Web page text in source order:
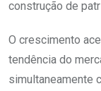
construção de
O crescimento
tendência do
simultaneamente